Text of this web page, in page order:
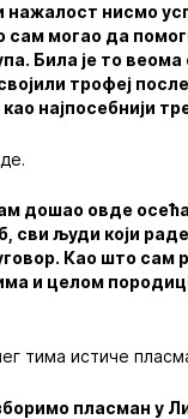
нисмо
могао да
Била је то
трофеј
најпосебнији
дошао овде
људи који
Као што сам
и целом
тима истиче
пласман у